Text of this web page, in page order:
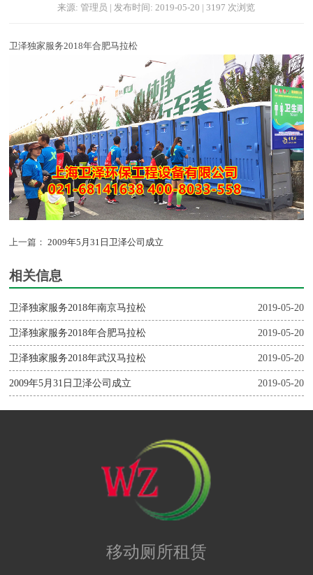
来源: 管理员 | 发布时间: 2019-05-20 | 3197 次浏览
卫泽独家服务2018年合肥马拉松
上一篇： 2009年5月31日卫泽公司成立
相关信息
2019-05-20
卫泽独家服务2018年南京马拉松
2019-05-20
卫泽独家服务2018年合肥马拉松
2019-05-20
卫泽独家服务2018年武汉马拉松
2019-05-20
2009年5月31日卫泽公司成立
移动厕所租赁